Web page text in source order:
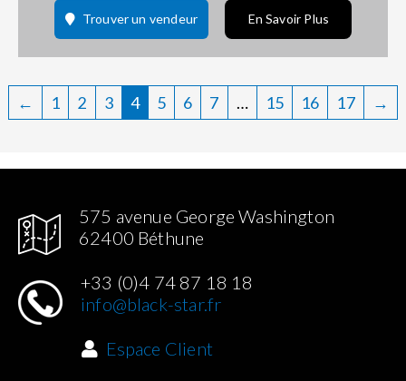
Trouver un vendeur En Savoir Plus
← 1 2 3 4 5 6 7 … 15 16 17 →
575 avenue George Washington
62400 Béthune
+33 (0)4 74 87 18 18
info@black-star.fr
Espace Client